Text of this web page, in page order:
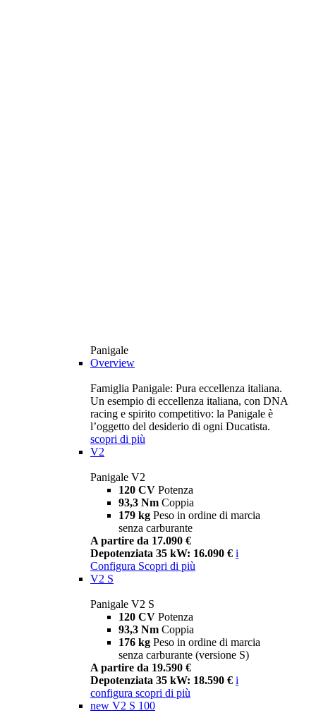
Panigale
Overview
Famiglia Panigale: Pura eccellenza italiana.
Un esempio di eccellenza italiana, con DNA
racing e spirito competitivo: la Panigale è
l’oggetto del desiderio di ogni Ducatista.
scopri di più
V2
Panigale V2
120 CV Potenza
93,3 Nm Coppia
179 kg Peso in ordine di marcia
senza carburante
A partire da 17.090 €
Depotenziata 35 kW: 16.090 € i
Configura Scopri di più
V2 S
Panigale V2 S
120 CV Potenza
93,3 Nm Coppia
176 kg Peso in ordine di marcia
senza carburante (versione S)
A partire da 19.590 €
Depotenziata 35 kW: 18.590 € i
configura scopri di più
new V2 S 100